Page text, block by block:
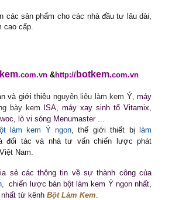
các sản phẩm cho các nhà đầu tư lâu dài,
cao cấp.
.com.vn &http:// botkem.com.vn
và giới thiệu nguyên liệu làm kem Ý, máy
bày kem
ISA, máy xay sinh tố Vitamix,
lò vi sóng Menumaster ...
làm kem Ý ngon , thế giới thiết bị
làm
đối tác và nhà tư vấn chiến lược phát
Nam
sẻ các thông tin về sự thành công của
chiến lược bán bột làm kem Ý ngon nhất,
từ kênh Bột Làm Kem